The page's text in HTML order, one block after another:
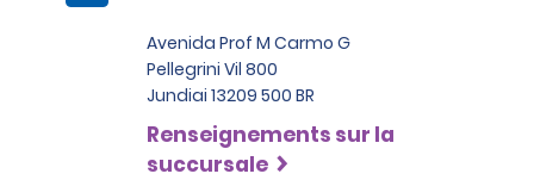
Avenida Prof M Carmo G
Pellegrini Vil 800
Jundiai 13209 500 BR
Renseignements sur la
succursale